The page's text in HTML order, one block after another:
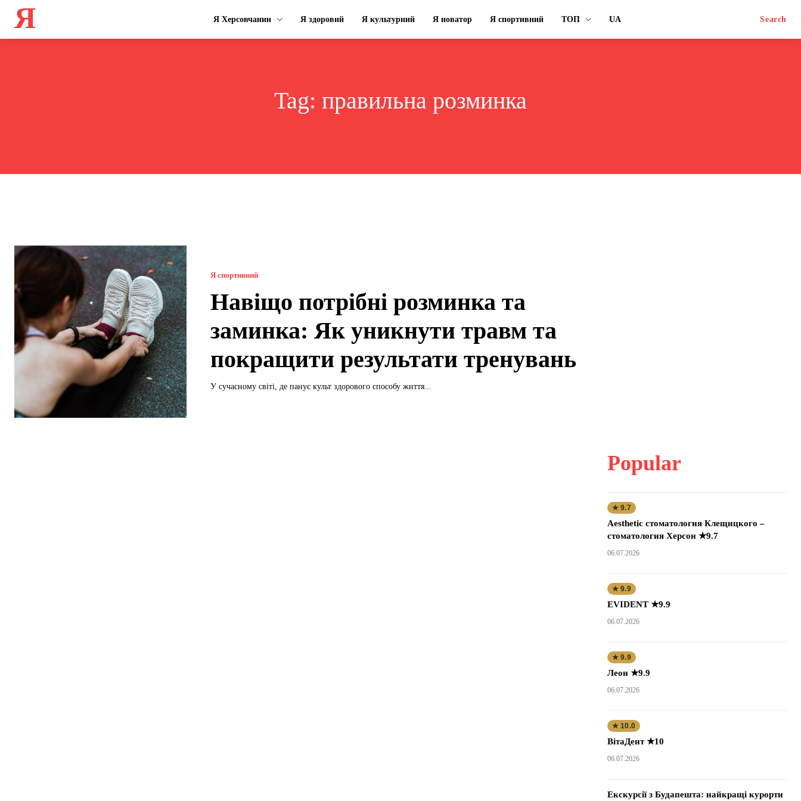
Я Я Херсовчанин Я здоровий Я культурний Я новатор Я спортивний ТОП UA Search
Tag: правильна розминка
Я спортивний
Навіщо потрібні розминка та
заминка: Як уникнути травм та
покращити результати тренувань
У сучасному світі, де панує культ здорового способу життя...
Popular
★ 9.7
Aesthetic стоматология Клещицкого –
стоматология Херсон ★9.7
06.07.2026
★ 9.9
EVIDENT ★9.9
06.07.2026
★ 9.9
Леон ★9.9
06.07.2026
★ 10.0
ВітаДент ★10
06.07.2026
Екскурсії з Будапешта: найкращі курорти